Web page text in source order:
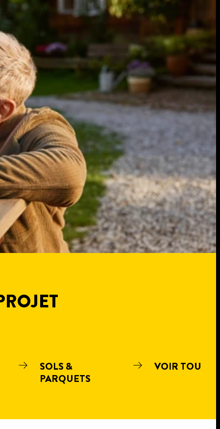
SOLS &
PARQUETS
VOIR TOUT